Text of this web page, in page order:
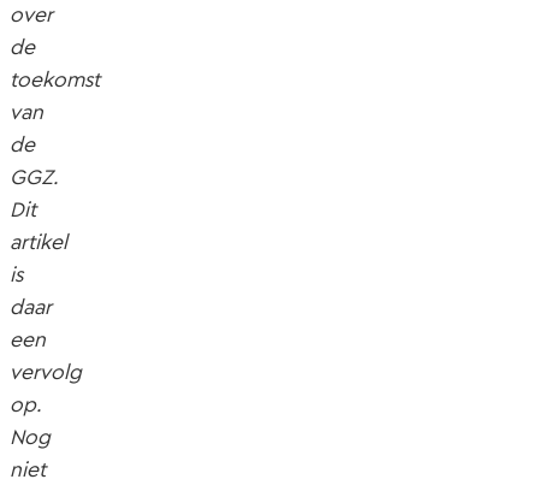
over
de
toekomst
van
de
GGZ.
Dit
artikel
is
daar
een
vervolg
op.
Nog
niet